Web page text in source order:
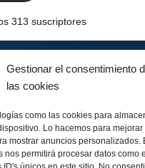
Gestionar el consentimiento
las cookies
como las cookies para
Lo hacemos para
mostrar anuncios personalizados.
nos permitirá procesar datos como
313 suscriptores
Hemisferio Sur